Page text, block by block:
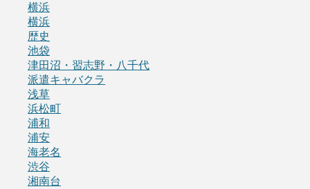
横浜
横浜
歴史
池袋
津田沼・習志野・八千代
派遣キャバクラ
浅草
浜松町
浦和
浦安
海老名
渋谷
湘南台